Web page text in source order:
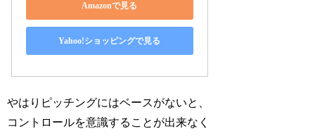
Amazonで見る
Yahoo!ショッピングで見る
やはりピッチングにはベースがないと、
コントロールを意識することが出来なく